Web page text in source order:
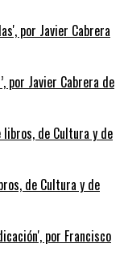
por Javier Cabrera de
de Cultura y de